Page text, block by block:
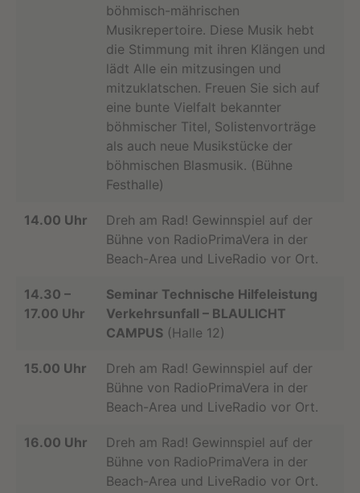
böhmisch-mährischen
Musikrepertoire. Diese Musik hebt
die Stimmung mit ihren Klängen und
lädt Alle ein mitzusingen und
mitzuklatschen. Freuen Sie sich auf
eine bunte Vielfalt bekannter
böhmischer Titel, Solistenvorträge
als auch neue Musikstücke der
böhmischen Blasmusik. (Bühne
Festhalle)
14.00 Uhr
Dreh am Rad! Gewinnspiel auf der
Bühne von RadioPrimaVera in der
Beach-Area und LiveRadio vor Ort.
14.30 –
17.00 Uhr
Seminar Technische Hilfeleistung
Verkehrsunfall – BLAULICHT
CAMPUS (Halle 12)
15.00 Uhr
Dreh am Rad! Gewinnspiel auf der
Bühne von RadioPrimaVera in der
Beach-Area und LiveRadio vor Ort.
16.00 Uhr
Dreh am Rad! Gewinnspiel auf der
Bühne von RadioPrimaVera in der
Beach-Area und LiveRadio vor Ort.